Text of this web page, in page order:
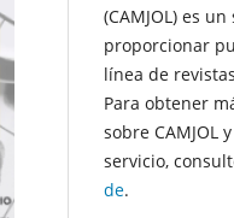
(CAMJOL) es
proporcionar
línea de
Para obtener
sobre CAMJOL
servicio,
de.